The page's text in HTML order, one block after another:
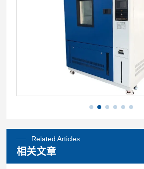
Related Articles
相关文章